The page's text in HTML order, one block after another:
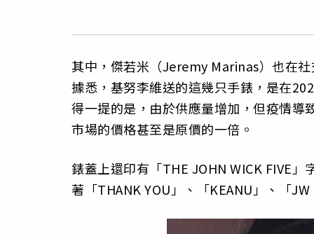
其中，傑若米（Jeremy Marinas）也在
據悉，基努李維送的這幾只手錶，是在
得一提的是，由於供應量增加，但疫情導
市場的價格甚至是原價的一倍。
錶蓋上還印有「THE JOHN WICK FIVE
著「THANK YOU」、「KEANU」、「